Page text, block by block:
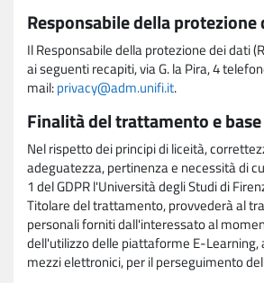
Responsabile della protezione
Il Responsabile della protezione dei dati
ai seguenti recapiti, via G. la Pira, 4
mail:privacy@adm.unifi.it.
Finalità del trattamento e
Nel rispetto dei principi di liceità,
adeguatezza, pertinenza e necessità di
1 del GDPR l'Università degli Studi di
Titolare del trattamento, provvederà al
personali forniti dall'interessato al
dell'utilizzo delle piattaforme E-Learning,
mezzi elettronici, per il perseguimento